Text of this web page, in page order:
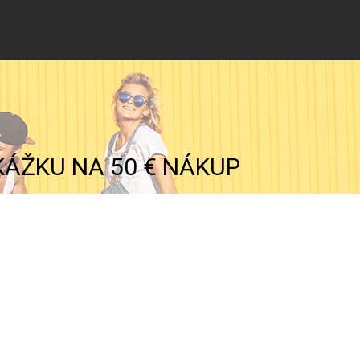
NA 50 € NÁKUP